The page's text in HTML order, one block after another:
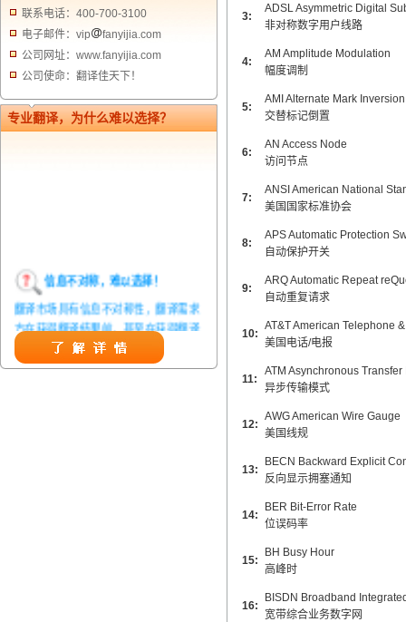
联系电话：400-700-3100
电子邮件：vip
fanyijia.com
公司网址：www.fanyijia.com
公司使命：翻译佳天下！
专业翻译，为什么难以选择？
信息不对称，难以选择！
翻译市场具有信息不对称性，翻译需求
方在获得翻译结果前，甚至在获得翻译
结果后，都无法准确判定翻译质量。从
而给劣质翻译者提供了一定生存条件，
3:
ADSL Asymmetric Digital
非对称数字用户线路
4:
AM Amplitude Modulation
幅度调制
5:
AMI Alternate Mark Inversion
交替标记倒置
6:
AN Access Node
访问节点
7:
ANSI American National
美国国家标准协会
8:
APS Automatic Protection
自动保护开关
9:
ARQ Automatic Repeat
自动重复请求
10:
AT&T American Telephone
美国电话/电报
11:
ATM Asynchronous Transfer
异步传输模式
12:
AWG American Wire Gauge
美国线规
13:
BECN Backward Explicit
反向显示拥塞通知
14:
BER Bit-Error Rate
位误码率
15:
BH Busy Hour
高峰时
16:
BISDN Broadband
宽带综合业务数字网